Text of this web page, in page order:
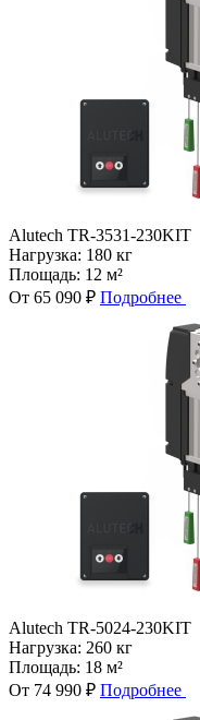
Alutech TR-3531-230KIT
Нагрузка: 180 кг
Площадь: 12 м²
От 65 090 ₽ Подробнее
Alutech TR-5024-230KIT
Нагрузка: 260 кг
Площадь: 18 м²
От 74 990 ₽ Подробнее